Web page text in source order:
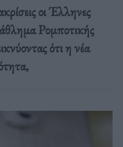
οι Έλληνες
Ρομποτικής
ότι η νέα